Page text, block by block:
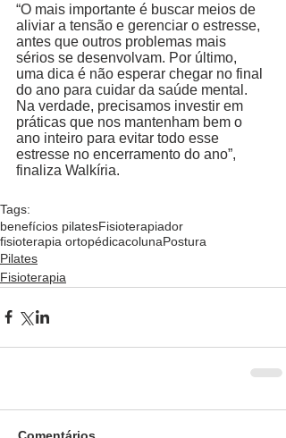
“O mais importante é buscar meios de
aliviar a tensão e gerenciar o estresse,
antes que outros problemas mais
sérios se desenvolvam. Por último,
uma dica é não esperar chegar no final
do ano para cuidar da saúde mental.
Na verdade, precisamos investir em
práticas que nos mantenham bem o
ano inteiro para evitar todo esse
estresse no encerramento do ano”,
finaliza Walkíria.
Tags:
benefícios pilatesFisioterapiador
fisioterapia ortopédicacolunaPostura
Pilates
Fisioterapia
Comentários